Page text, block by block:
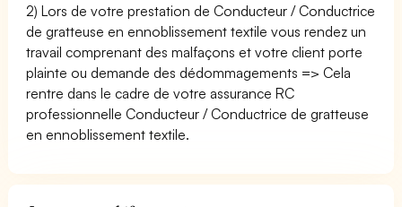
2) Lors de votre prestation de Conducteur / Conductrice
de gratteuse en ennoblissement textile vous rendez un
travail comprenant des malfaçons et votre client porte
plainte ou demande des dédommagements => Cela
rentre dans le cadre de votre assurance RC
professionnelle Conducteur / Conductrice de gratteuse
en ennoblissement textile.